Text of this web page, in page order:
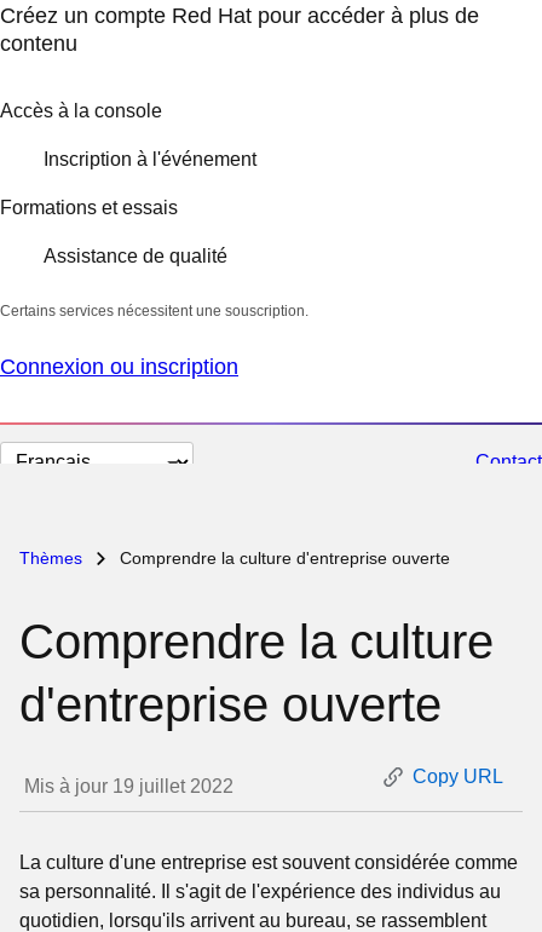
Créez un compte Red Hat pour accéder à plus de
contenu
Accès à la console
Inscription à l'événement
Formations et essais
Assistance de qualité
Certains services nécessitent une souscription.
Connexion ou inscription
Changer
Contact
Thèmes Comprendre la culture d'entreprise ouverte
Comprendre la culture
d'entreprise ouverte
Mis à jour 19 juillet 2022 Copy URL
La culture d'une entreprise est souvent considérée comme
sa personnalité. Il s'agit de l'expérience des individus au
quotidien, lorsqu'ils arrivent au bureau, se rassemblent